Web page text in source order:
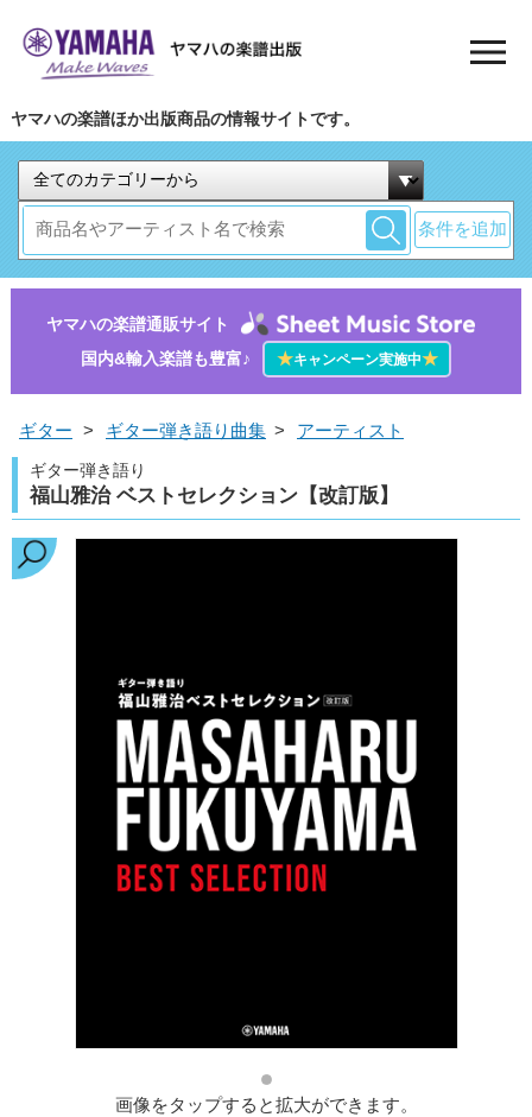
ヤマハの楽譜ほか出版商品の情報サイトです。
条件を追加
ヤマハの楽譜通販サイト
国内&輸入楽譜も豊富♪
★キャンペーン実施中★
ギター > ギター弾き語り曲集 > アーティスト
ギター弾き語り
福山雅治 ベストセレクション【改訂版】
画像をタップすると拡大ができます。